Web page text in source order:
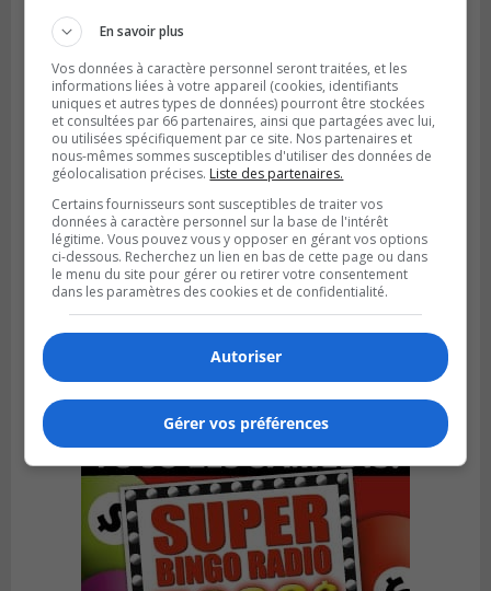
GREENFIELD PARK
Publié le 6 août 2026 à 13h45
Greenfield Park veut s’armer contre les
fortes
pluies
En savoir plus
Vos données à caractère personnel seront traitées, et les
informations liées à votre appareil (cookies, identifiants
uniques et autres types de données) pourront être stockées
et consultées par 66 partenaires, ainsi que partagées avec lui,
ou utilisées spécifiquement par ce site. Nos partenaires et
nous-mêmes sommes susceptibles d'utiliser des données de
géolocalisation précises. Liste des partenaires.
Certains fournisseurs sont susceptibles de traiter vos
données à caractère personnel sur la base de l'intérêt
légitime. Vous pouvez vous y opposer en gérant vos options
ci-dessous. Recherchez un lien en bas de cette page ou dans
le menu du site pour gérer ou retirer votre consentement
dans les paramètres des cookies et de confidentialité.
Autoriser
Gérer vos préférences